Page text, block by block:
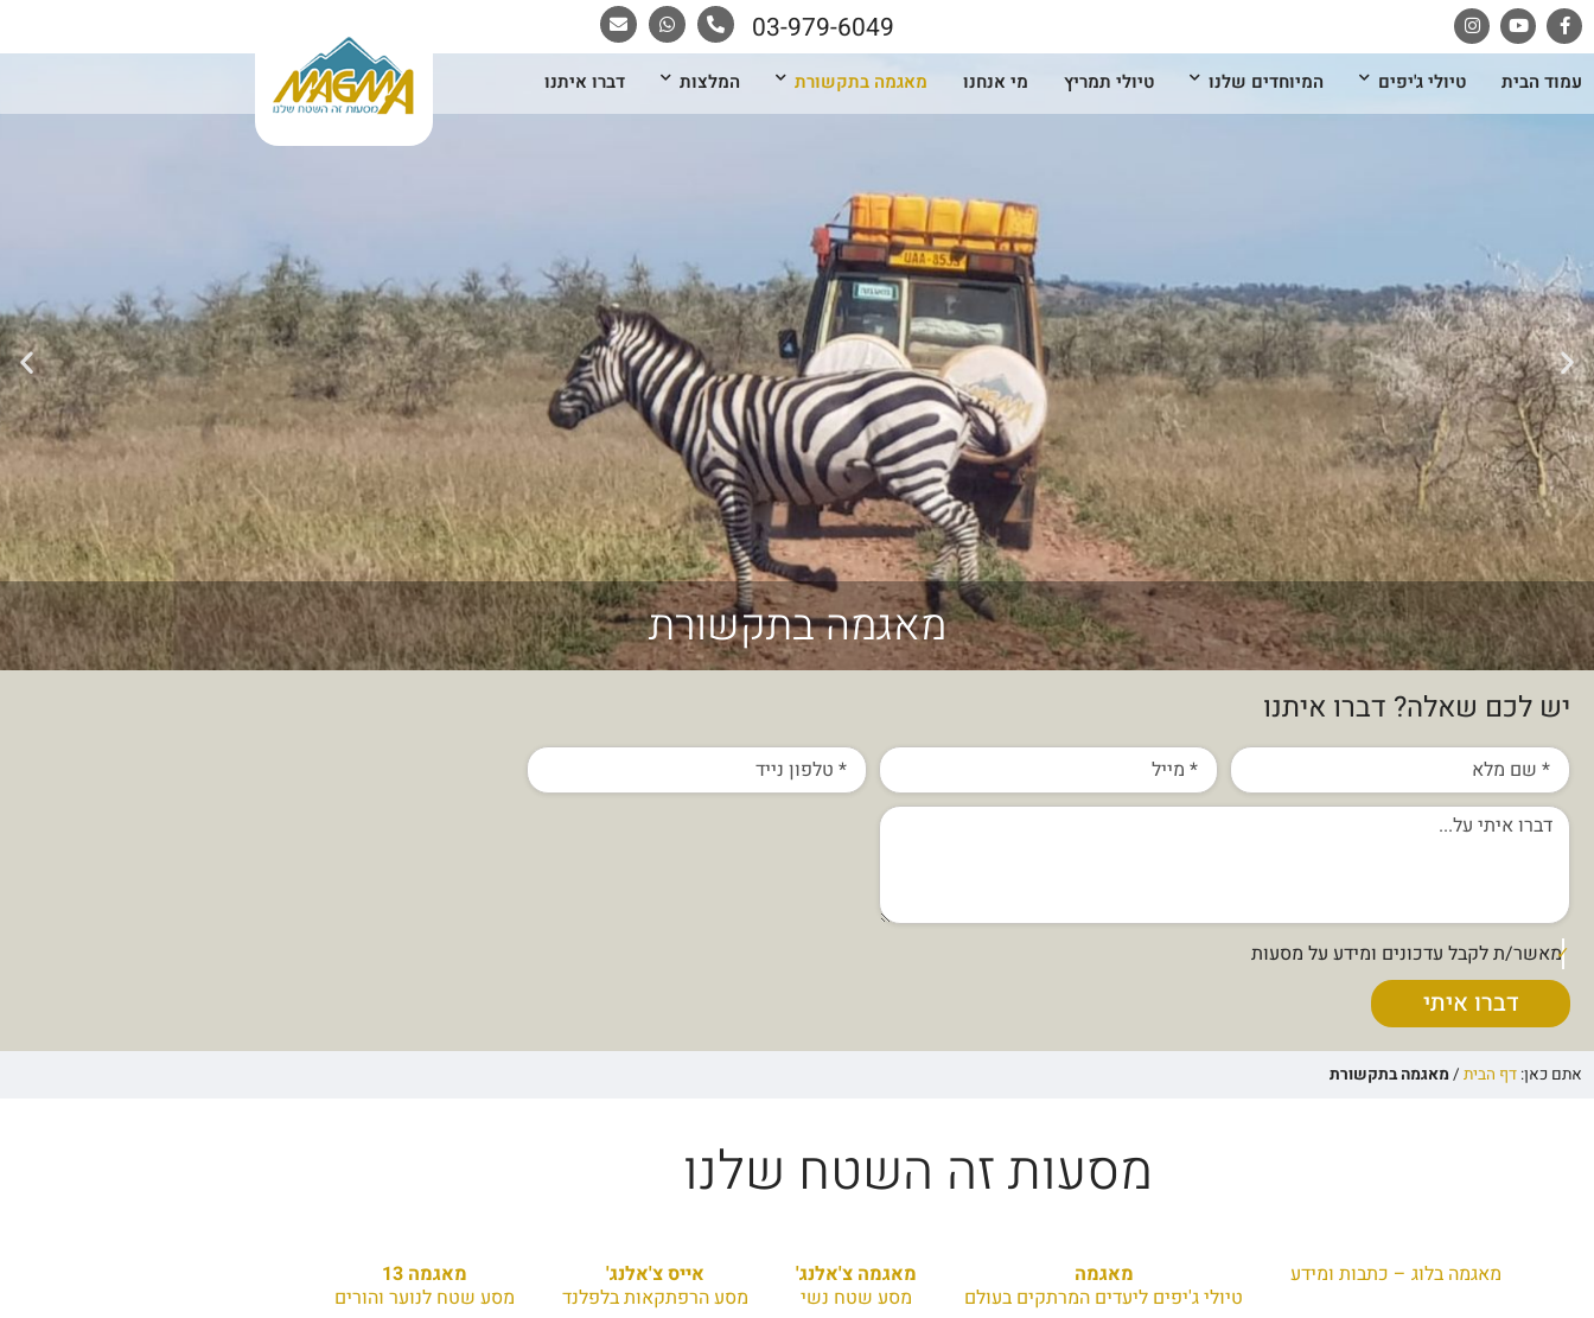
03-979-6049
עמוד הבית טיולי ג'יפים המיוחדים שלנו טיולי תמריץ מי אנחנו מאגמה בתקשורת המלצות דברו איתנו
מאגמה בתקשורת
יש לכם שאלה? דברו איתנו
מאשר/ת לקבל עדכונים ומידע על מסעות
דברו איתי
אתם כאן: דף הבית / מאגמה בתקשורת
מסעות זה השטח שלנו
מאגמה בלוג – כתבות ומידע
מאגמה
טיולי ג'יפים ליעדים המרתקים בעולם
מאגמה צ'אלנג'
מסע שטח נשי
אייס צ'אלנג'
מסע הרפתקאות בלפלנד
מאגמה 13
מסע שטח לנוער והורים